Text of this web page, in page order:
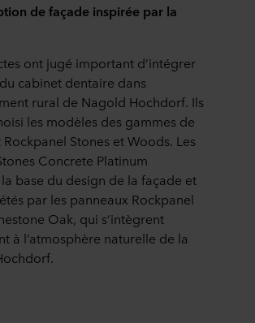
de façade inspirée par la
ont jugé important d’intégrer
cabinet dentaire dans
rural de Nagold Hochdorf. Ils
les modèles des gammes de
Stones et Woods. Les
Concrete Platinum
base du design de la façade et
par les panneaux Rockpanel
Oak, qui s’intègrent
à l’atmosphère naturelle de la